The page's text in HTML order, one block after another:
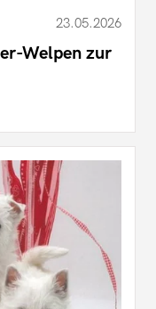
23.05.2026
Welpen zur